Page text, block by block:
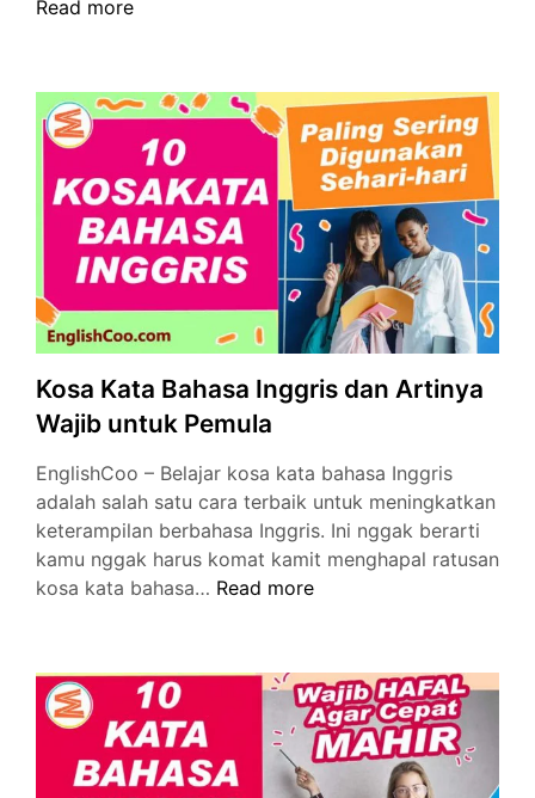
dan
Artinya
untuk
Pemula
Read more
Kosa Kata Bahasa Inggris dan Artinya
Wajib untuk Pemula
EnglishCoo – Belajar kosa kata bahasa Inggris
adalah salah satu cara terbaik untuk meningkatkan
keterampilan berbahasa Inggris. Ini nggak berarti
kamu nggak harus komat kamit menghapal ratusan
kosa kata bahasa… Kosa
Inggris
Artinya
Wajib
untuk
Read more